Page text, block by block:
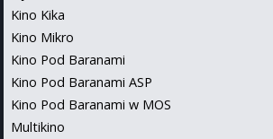
Kino Kika
Kino Mikro
Kino Pod Baranami
Kino Pod Baranami ASP
Kino Pod Baranami w MOS
Multikino